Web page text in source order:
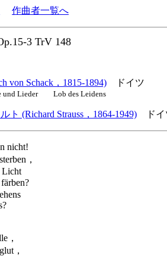
作曲者一覧へ
3 TrV 148
von Schack，1815-1894) ドイツ
Lieder Lob des Leidens
ト (Richard Strauss，1864-1949) ドイ
nicht!
，
Licht
，
，